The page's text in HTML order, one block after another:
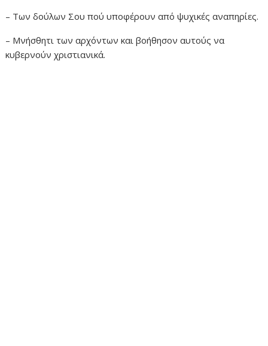
– Των δούλων Σου πού υποφέρουν από ψυχικές αναπηρίες.
– Μνήσθητι των αρχόντων και βοήθησον αυτούς να
κυβερνούν χριστιανικά.